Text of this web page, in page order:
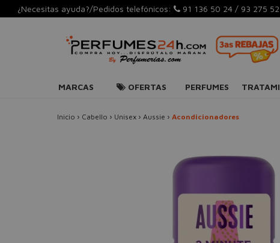
¿Necesitas ayuda?/Pedidos telefónicos: 91 136 50 24 / 93 275
MARCAS OFERTAS PERFUMES
Inicio › Cabello › Unisex › Aussie › Acondicionadores